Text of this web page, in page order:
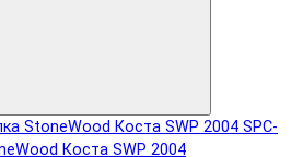
SPC-
Коста SWP 2004